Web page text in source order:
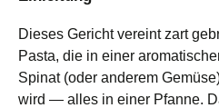
Dieses Gericht vereint zart
Pasta, die in einer
Spinat (oder anderem
wird — alles in einer Pfanne.